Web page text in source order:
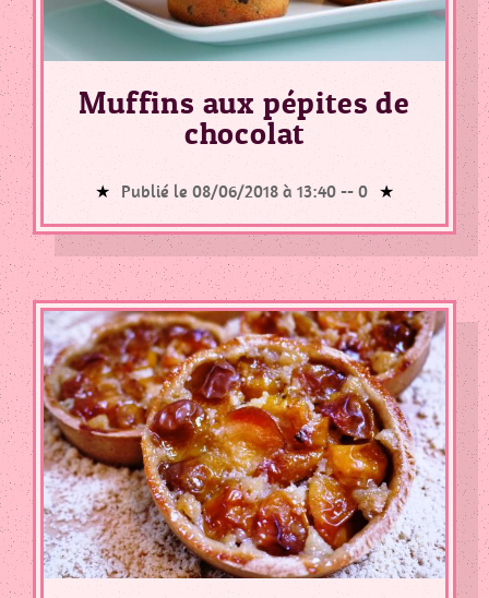
Muffins aux pépites de
chocolat
Publié le 08/06/2018 à 13:40 -- 0